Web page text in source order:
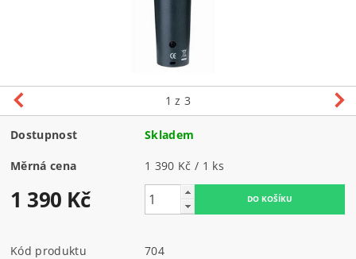
1 z 3
Dostupnost Skladem
Měrná cena 1 390 Kč / 1 ks
1 390 Kč
Kód produktu
704